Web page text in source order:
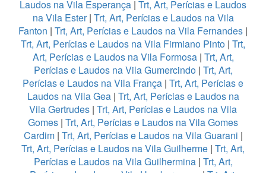
Laudos na Vila Esperança | Trt, Art, Perícias e Laudos
na Vila Ester| Trt, Art, Perícias e Laudos na Vila
Fanton | Trt, Art, Perícias e Laudos na Vila Fernandes |
Trt, Art, Perícias e Laudos na Vila Firmiano Pinto | Trt,
Art, Perícias e Laudos na Vila Formosa| Trt, Art,
Perícias e Laudos na Vila Gumercindo| Trt, Art,
Perícias e Laudos na Vila França | Trt, Art, Perícias e
Laudos na Vila Gea| Trt, Art, Perícias e Laudos na
Vila Gertrudes | Trt, Art, Perícias e Laudos na Vila
Gomes | Trt, Art, Perícias e Laudos na Vila Gomes
Cardim| Trt, Art, Perícias e Laudos na Vila Guarani |
Trt, Art, Perícias e Laudos na Vila Guilherme | Trt, Art,
Perícias e Laudos na Vila Guilhermina| Trt, Art,